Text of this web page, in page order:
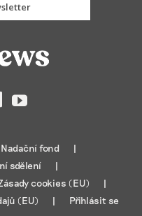
LinkedIn
YouTube
Nadační fond
sdělení
cookies (EU)
(EU)
Přihlásit se